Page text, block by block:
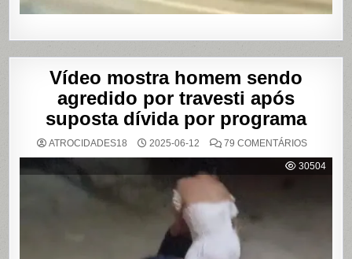
Vídeo mostra homem sendo
agredido por travesti após
suposta dívida por programa
ATROCIDADES18 2025-06-12 79 COMENTÁRIOSEM
MOSTRA
HOMEM
30504